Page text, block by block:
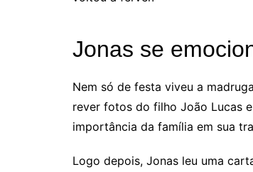
Jonas se
Nem só de festa viveu a
rever fotos do filho João Lucas
importância da família em sua
Logo depois, Jonas leu uma